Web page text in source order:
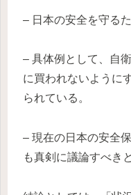
– 日本の安全を守る
– 具体例として、自
に買われないように
られている。
– 現在の日本の安全
も真剣に議論すべき